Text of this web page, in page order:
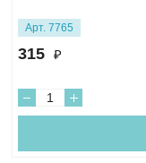
Арт. 7765
315 ₽